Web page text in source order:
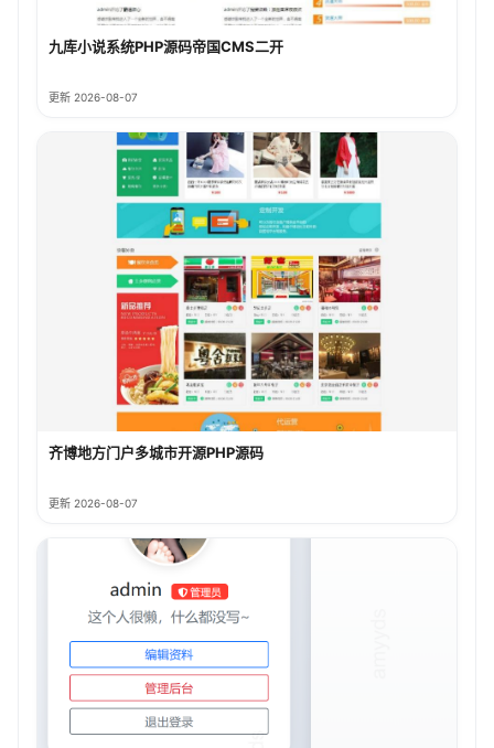
九库小说系统PHP源码帝国CMS二开
更新 2026-08-07
齐博地方门户多城市开源PHP源码
更新 2026-08-07